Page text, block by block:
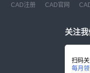
CAD注册
CAD官网
关注我
扫码
每月